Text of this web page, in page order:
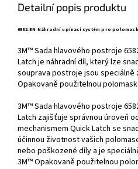
Detailní popis produktu
6582-EN Náhradní upínací systém pro polomasky
3M™ Sada hlavového postroje
Latch je náhradní díl, který lze
souprava postroje jsou speciálně
Opakovaně použitelnou
3M™ Sada hlavového postroje
Latch zajišťuje správnou úroveň
mechanismem Quick Latch se
účinnou životnost vašich
nebo poškozené díly a je
3M™ Opakovaně použitelnou